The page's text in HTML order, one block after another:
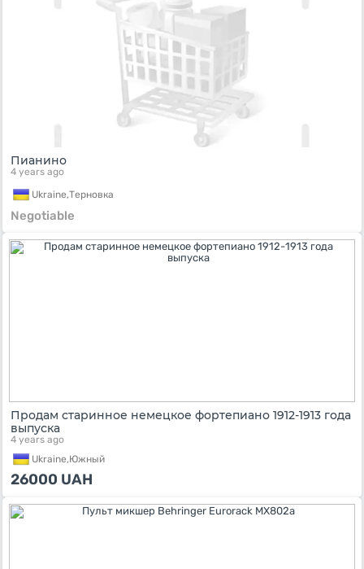
Пианино
4 years ago
Ukraine,Терновка
Negotiable
Продам старинное немецкое фортепиано 1912-1913 года
выпуска
4 years ago
Ukraine,Южный
26000 UAH